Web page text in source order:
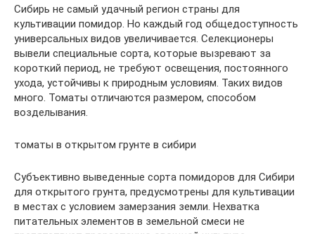
Сибирь не самый удачный регион страны для
культивации помидор. Но каждый год общедоступность
универсальных видов увеличивается. Селекционеры
вывели специальные сорта, которые вызревают за
короткий период, не требуют освещения, постоянного
ухода, устойчивы к природным условиям. Таких видов
много. Томаты отличаются размером, способом
возделывания.
томаты в открытом грунте в сибири
Субъективно выведенные сорта помидоров для Сибири
для открытого грунта, предусмотрены для культивации
в местах с условием замерзания земли. Нехватка
питательных элементов в земельной смеси не